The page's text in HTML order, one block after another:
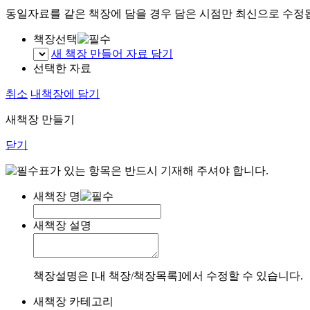
동일자료를 같은 책장에 담을 경우 담은 시점만 최신으로 수정
책장선택
새 책장 만들어 자료 담기
선택한 자료
취소 내책장에 담기
새책장 만들기
닫기
표가 있는 항목은 반드시 기재해 주셔야 합니다.
새책장 명
새책장 설명
책장설명은 [내 책장/책장목록]에서 수정할 수 있습니다.
새책장 카테고리